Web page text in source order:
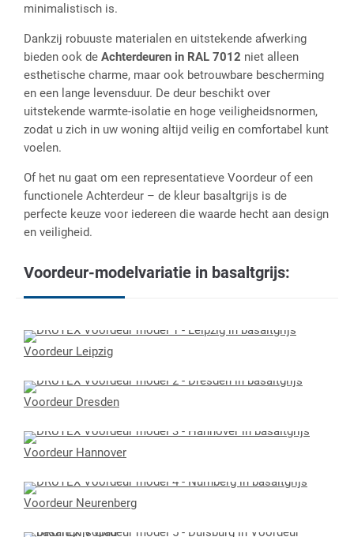
minimalistisch is.
Dankzij robuuste materialen en uitstekende afwerking
bieden ook de Achterdeuren in RAL 7012 niet alleen
esthetische charme, maar ook betrouwbare bescherming
en een lange levensduur. De deur beschikt over
uitstekende warmte-isolatie en hoge veiligheidsnormen,
zodat u zich in uw woning altijd veilig en comfortabel kunt
voelen.
Of het nu gaat om een representatieve Voordeur of een
functionele Achterdeur – de kleur basaltgrijs is de
perfecte keuze voor iedereen die waarde hecht aan design
en veiligheid.
Voordeur-modelvariatie in basaltgrijs:
Voordeur Leipzig
Voordeur Dresden
Voordeur Hannover
Voordeur Neurenberg